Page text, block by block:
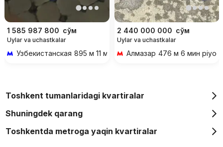
1 585 987 800 сўм
Uylar va uchastkalar
Узбекистанская 895 м 11 мин piyoda
2 440 000 000 сўм
Uylar va uchastkalar
Алмазар 476 м 6 мин
Toshkent tumanlaridagi kvartiralar
Shuningdek qarang
Toshkentda metroga yaqin kvartiralar